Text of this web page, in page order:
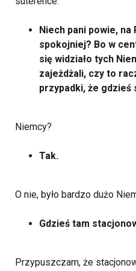
Niech pani powie, na
spokojniej? Bo w
się widziało tych
zajeżdżali, czy to
przypadki, że gdzieś
Niemcy?
Tak.
O nie, było bardzo dużo
Gdzieś tam
Przypuszczam, że